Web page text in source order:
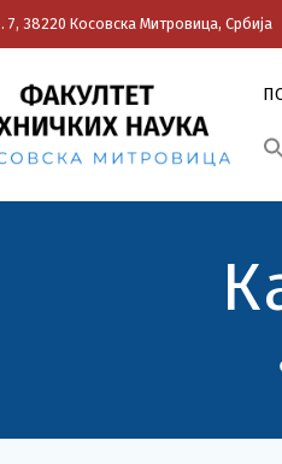
38220 Косовска Митровица, Србија